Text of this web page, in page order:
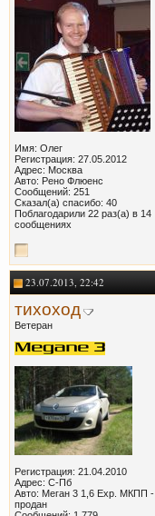
Имя: Олег
Регистрация: 27.05.2012
Адрес: Москва
Авто: Рено Флюенс
Сообщений: 251
Сказал(а) спасибо: 40
Поблагодарили 22 раз(а) в 14
сообщениях
23.07.2013, 22:42
тихоход
Ветеран
Регистрация: 21.04.2010
Адрес: С-Пб
Авто: Меган 3 1,6 Exp. МКПП -
продан